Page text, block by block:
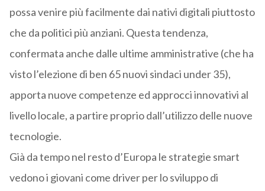
possa venire più facilmente dai nativi digitali piuttosto
che da politici più anziani. Questa tendenza,
confermata anche dalle ultime amministrative (che ha
visto l’elezione di ben 65 nuovi sindaci under 35),
apporta nuove competenze ed approcci innovativi al
livello locale, a partire proprio dall’utilizzo delle nuove
tecnologie.
Già da tempo nel resto d’Europa le strategie smart
vedono i giovani come driver per lo sviluppo di